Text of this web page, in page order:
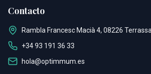
Contacto
Rambla Francesc Macià 4, 08226
+34 93 191 36 33
hola@optimmum.es